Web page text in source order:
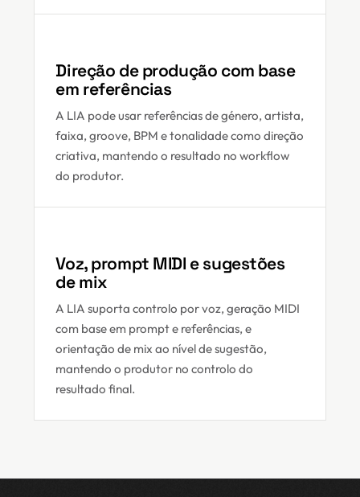
Direção de produção com base
em referências
A LIA pode usar referências de género, artista,
faixa, groove, BPM e tonalidade como direção
criativa, mantendo o resultado no workflow
do produtor.
Voz, prompt MIDI e sugestões
de mix
A LIA suporta controlo por voz, geração MIDI
com base em prompt e referências, e
orientação de mix ao nível de sugestão,
mantendo o produtor no controlo do
resultado final.